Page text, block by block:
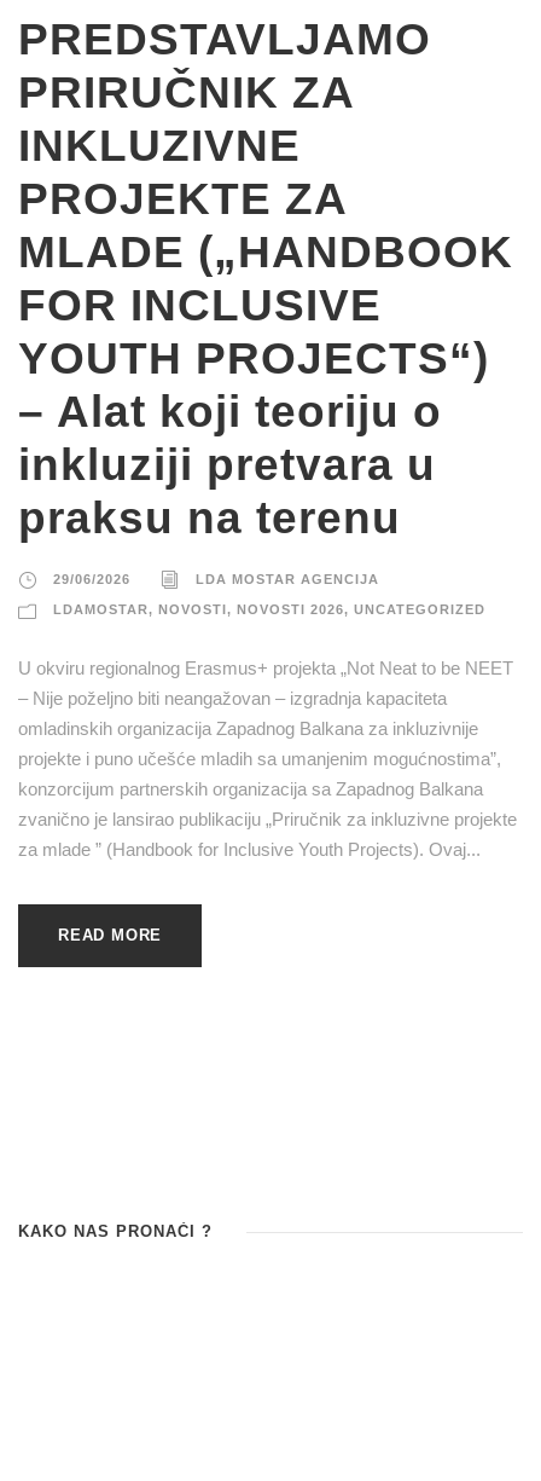
PREDSTAVLJAMO
PRIRUČNIK ZA
INKLUZIVNE
PROJEKTE ZA
MLADE („HANDBOOK
FOR INCLUSIVE
YOUTH PROJECTS“)
– Alat koji teoriju o
inkluziji pretvara u
praksu na terenu
29/06/2026 LDA MOSTAR AGENCIJA
LDAMOSTAR, NOVOSTI , NOVOSTI 2026, UNCATEGORIZED
U okviru regionalnog Erasmus+ projekta „Not Neat to be NEET
– Nije poželjno biti neangažovan – izgradnja kapaciteta
omladinskih organizacija Zapadnog Balkana za inkluzivnije
projekte i puno učešće mladih sa umanjenim mogućnostima”,
konzorcijum partnerskih organizacija sa Zapadnog Balkana
zvanično je lansirao publikaciju „Priručnik za inkluzivne projekte
za mlade ” (Handbook for Inclusive Youth Projects). Ovaj...
READ MORE
KAKO NAS PRONAĆI ?